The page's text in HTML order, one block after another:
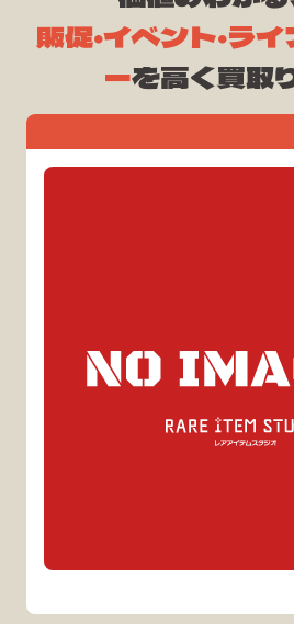
販促・イベント・ラ
ーを高く買取